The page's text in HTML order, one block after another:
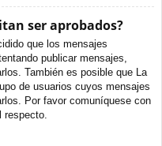
ser aprobados?
que los mensajes
publicar mensajes,
También es posible que La
de usuarios cuyos mensajes
Por favor comuníquese con